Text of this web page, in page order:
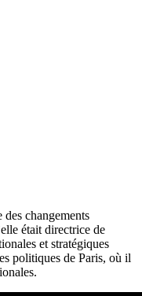
changements
était directrice de
et stratégiques
politiques de Paris, où il